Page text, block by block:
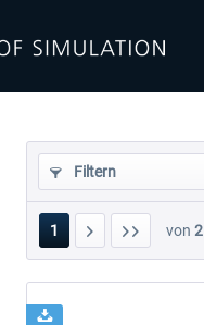
Filtern
1 von 2